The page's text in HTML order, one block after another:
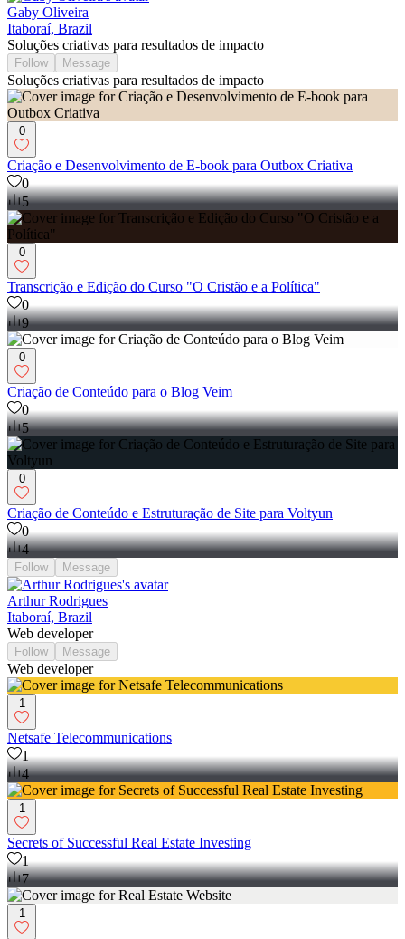
Gaby Oliveira
Itaboraí, Brazil
Soluções criativas para resultados de impacto
Follow Message
Soluções criativas para resultados de impacto
0
Criação e Desenvolvimento de E-book para Outbox Criativa
0
5
0
Transcrição e Edição do Curso "O Cristão e a Política"
0
9
0
Criação de Conteúdo para o Blog Veim
0
5
0
Criação de Conteúdo e Estruturação de Site para Voltyun
0
4
Follow Message
Arthur Rodrigues
Itaboraí, Brazil
Web developer
Follow Message
Web developer
1
Netsafe Telecommunications
1
4
1
Secrets of Successful Real Estate Investing
1
7
1